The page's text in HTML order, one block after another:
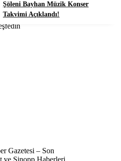
Şöleni Bayhan Müzik Konser
Takvimi Açıklandı!